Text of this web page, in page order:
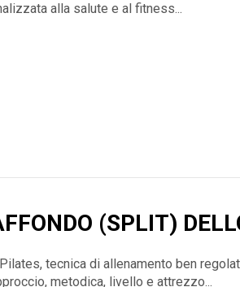
alla salute e al fitness...
(SPLIT)
tecnica di allenamento ben
metodica, livello e attrezzo...